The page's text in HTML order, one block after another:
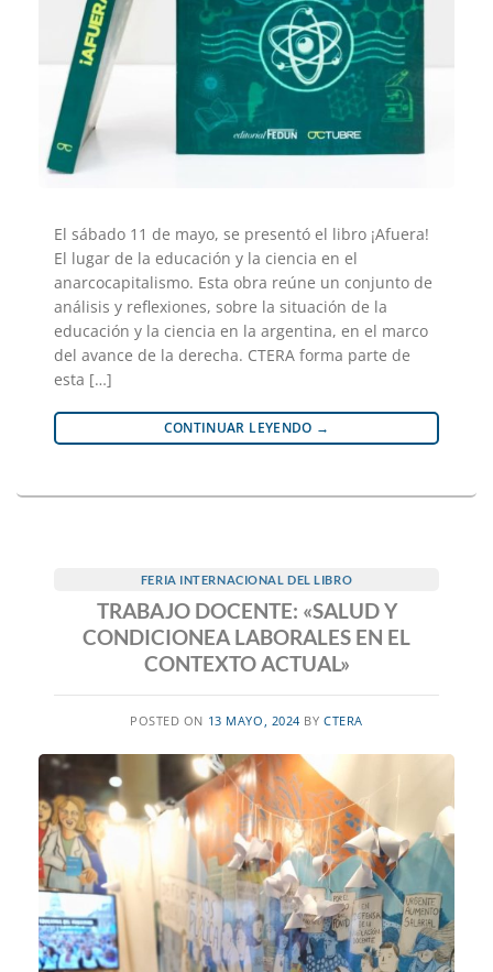
El sábado 11 de mayo, se presentó el libro ¡Afuera!
El lugar de la educación y la ciencia en el
anarcocapitalismo. Esta obra reúne un conjunto de
análisis y reflexiones, sobre la situación de la
educación y la ciencia en la argentina, en el marco
del avance de la derecha. CTERA forma parte de
esta […]
CONTINUAR LEYENDO →
FERIA INTERNACIONAL DEL LIBRO
TRABAJO DOCENTE: «SALUD Y
CONDICIONEA LABORALES EN EL
CONTEXTO ACTUAL»
POSTED ON 13 MAYO, 2024 BYCTERA